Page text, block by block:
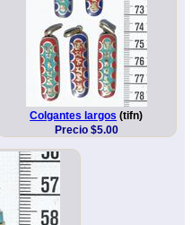
Colgantes largos (tifn)
Precio $5.00